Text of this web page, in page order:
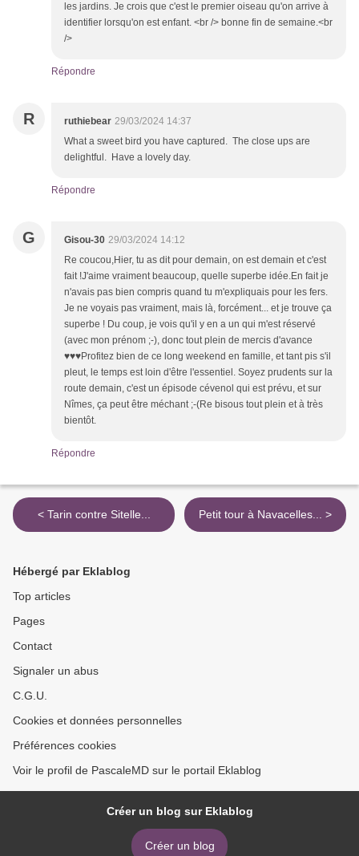
les jardins. Je crois que c'est le premier oiseau qu'on arrive à
identifier lorsqu'on est enfant. <br /> bonne fin de semaine.<br
/>
Répondre
R ruthiebear 29/03/2024 14:37
What a sweet bird you have captured. The close ups are
delightful. Have a lovely day.
Répondre
G Gisou-30 29/03/2024 14:12
Re coucou,Hier, tu as dit pour demain, on est demain et c'est
fait !J'aime vraiment beaucoup, quelle superbe idée.En fait je
n'avais pas bien compris quand tu m'expliquais pour les fers.
Je ne voyais pas vraiment, mais là, forcément... et je trouve ça
superbe ! Du coup, je vois qu'il y en a un qui m'est réservé
(avec mon prénom ;-), donc tout plein de mercis d'avance
♥♥♥Profitez bien de ce long weekend en famille, et tant pis s'il
pleut, le temps est loin d'être l'essentiel. Soyez prudents sur la
route demain, c'est un épisode cévenol qui est prévu, et sur
Nîmes, ça peut être méchant ;-(Re bisous tout plein et à très
bientôt.
Répondre
< Tarin contre Sitelle... Petit tour à Navacelles... >
Hébergé par Eklablog
Top articles
Pages
Contact
Signaler un abus
C.G.U.
Cookies et données personnelles
Préférences cookies
Voir le profil de PascaleMD sur le portail Eklablog
Créer un blog sur Eklablog
Créer un blog